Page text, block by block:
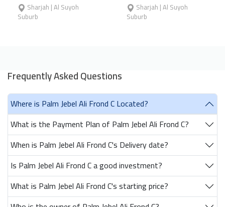
Sharjah | Al Suyoh
Suburb
Sharjah | Al Suyoh
Suburb
Frequently Asked Questions
Where is Palm Jebel Ali Frond C Located?
What is the Payment Plan of Palm Jebel Ali Frond C?
When is Palm Jebel Ali Frond C's Delivery date?
Is Palm Jebel Ali Frond C a good investment?
What is Palm Jebel Ali Frond C's starting price?